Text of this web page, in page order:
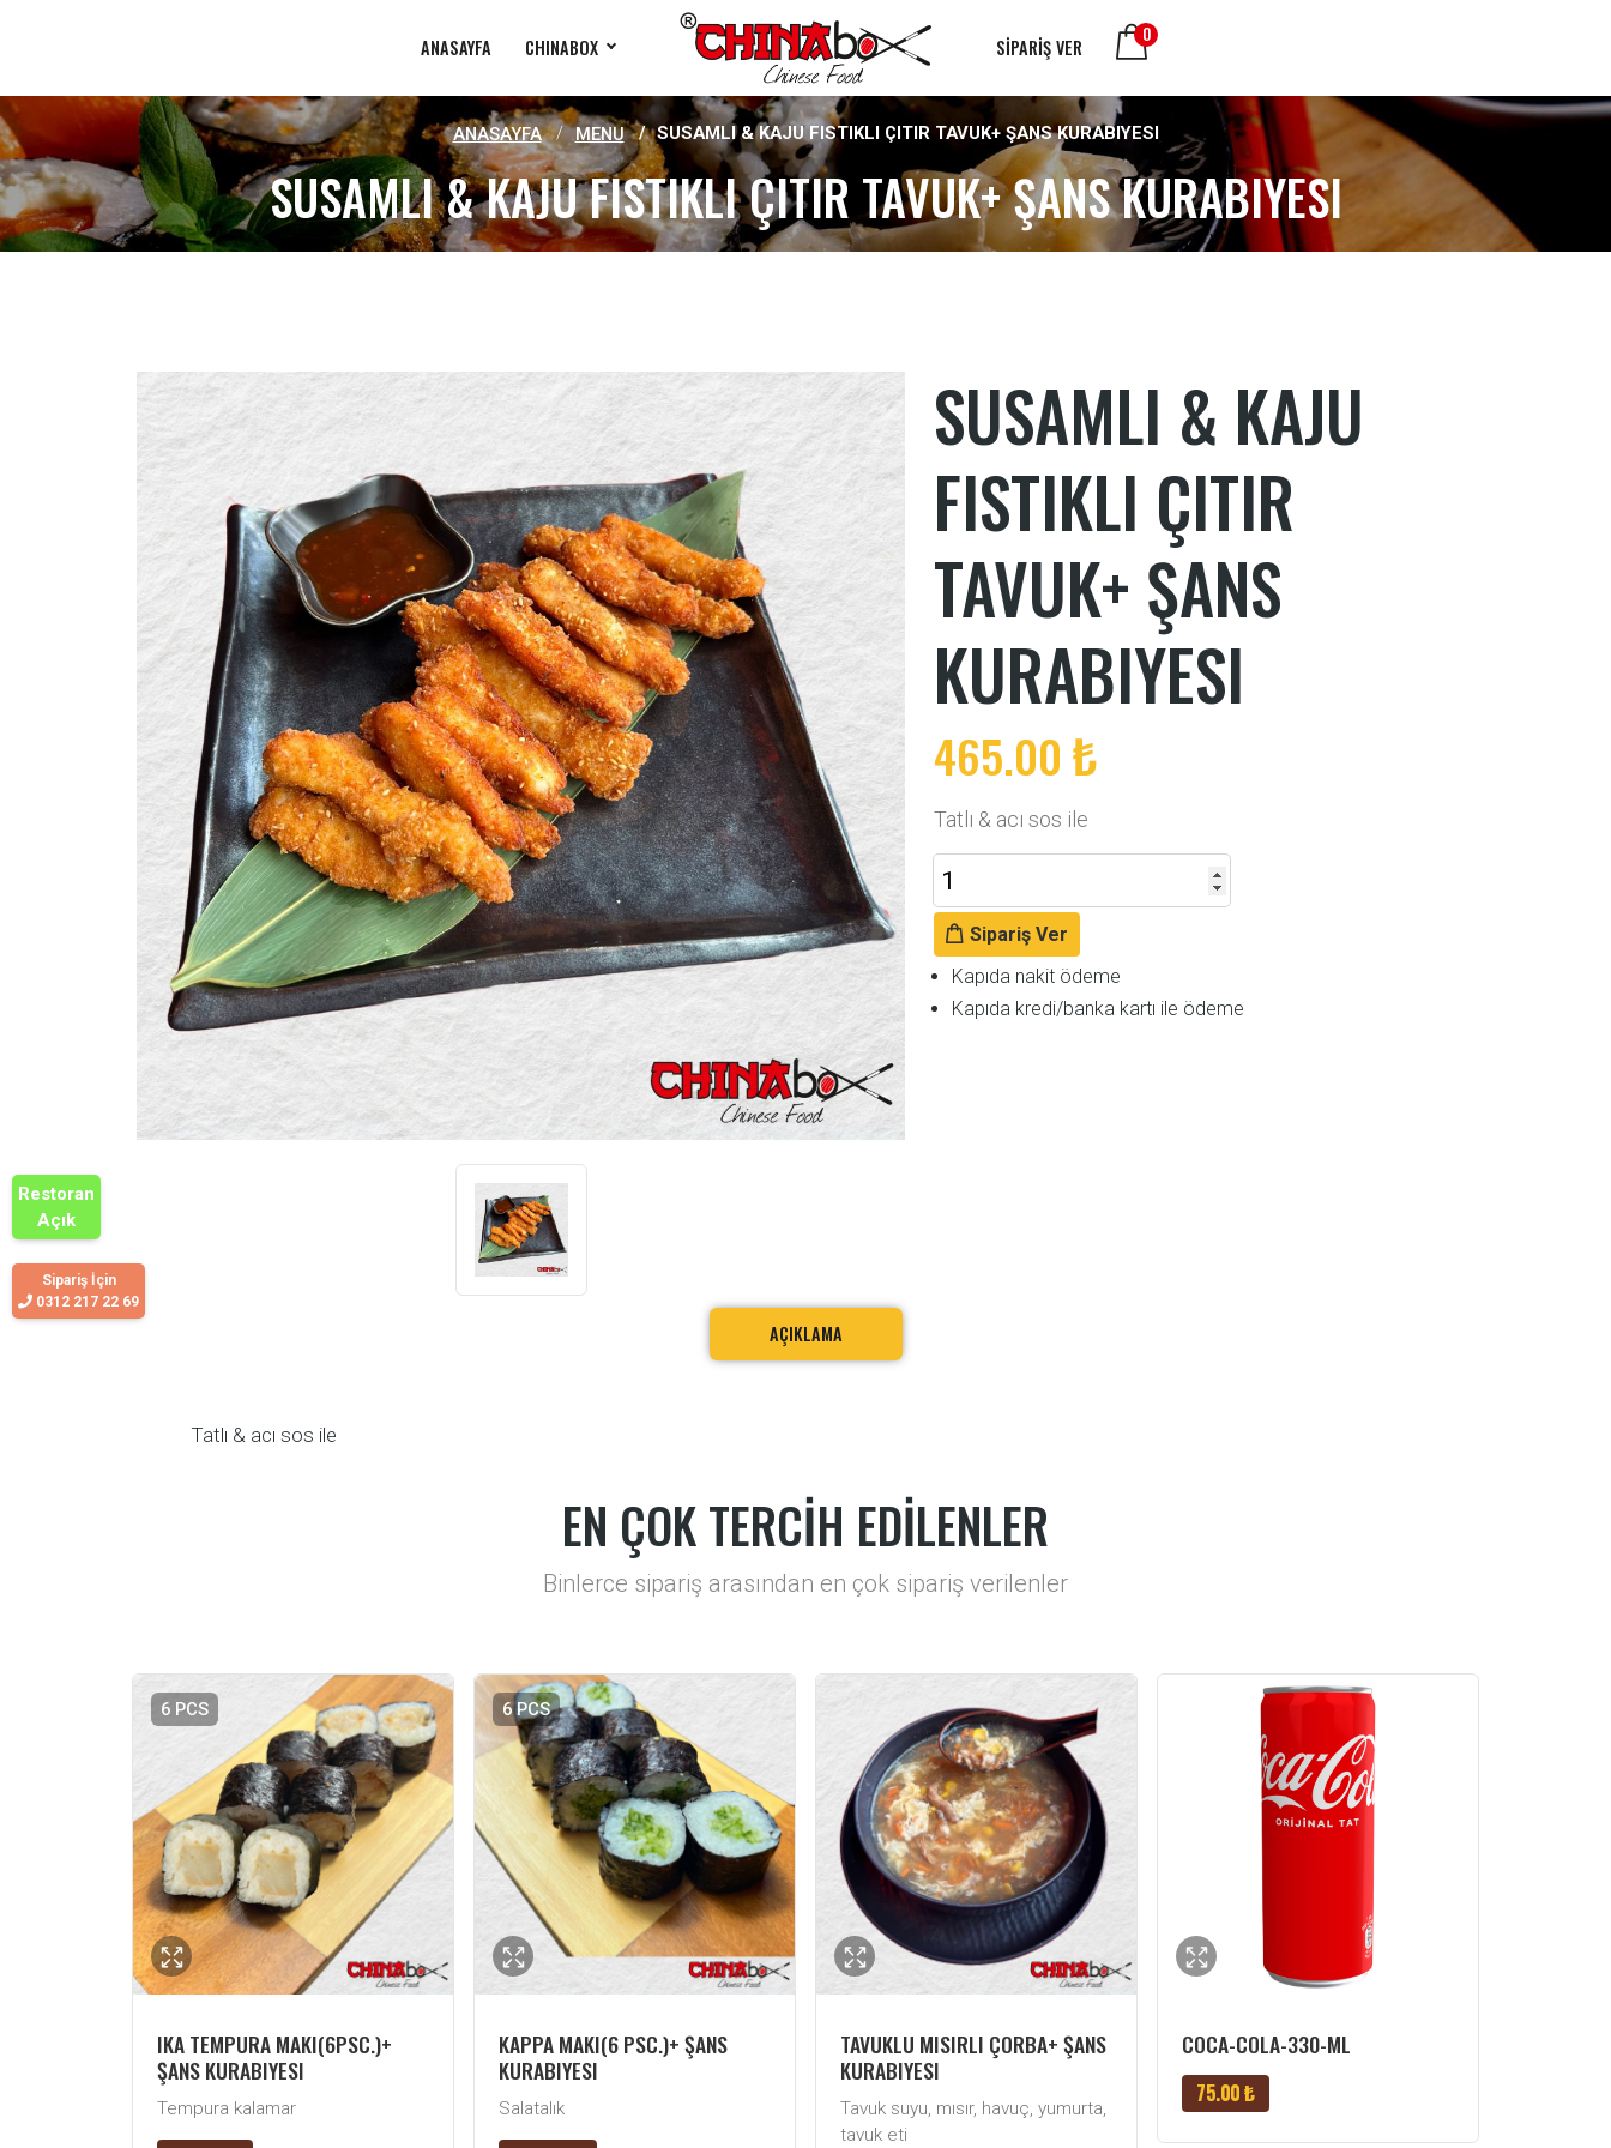
ANASAYFA CHINABOX SİPARİŞ VER
0
ANASAYFA MENU SUSAMLI & KAJU FISTIKLI ÇITIR TAVUK+ ŞANS KURABIYESI
SUSAMLI & KAJU FISTIKLI ÇITIR TAVUK+ ŞANS KURABIYESI
SUSAMLI & KAJU
FISTIKLI ÇITIR
TAVUK+ ŞANS
KURABIYESI
465.00 ₺
Tatlı & acı sos ile
Sipariş Ver
Kapıda nakit ödeme
Kapıda kredi/banka kartı ile ödeme
AÇIKLAMA
Tatlı & acı sos ile
EN ÇOK TERCİH EDİLENLER
Binlerce sipariş arasından en çok sipariş verilenler
6 PCS
IKA TEMPURA MAKI(6PSC.)+
ŞANS KURABIYESI
Tempura kalamar
6 PCS
KAPPA MAKI(6 PSC.)+ ŞANS
KURABIYESI
Salatalık
TAVUKLU MISIRLI ÇORBA+ ŞANS
KURABIYESI
Tavuk suyu, mısır, havuç, yumurta,
tavuk eti
COCA-COLA-330-ML
75.00 ₺
Restoran
Açık
Sipariş İçin
0312 217 22 69